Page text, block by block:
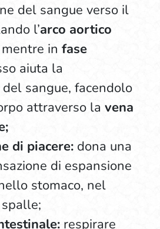
del sangue verso il
l’arco aortico
in fase
aiuta la
sangue, facendolo
attraverso la vena
di piacere:dona una
di espansione
stomaco, nel
respirare